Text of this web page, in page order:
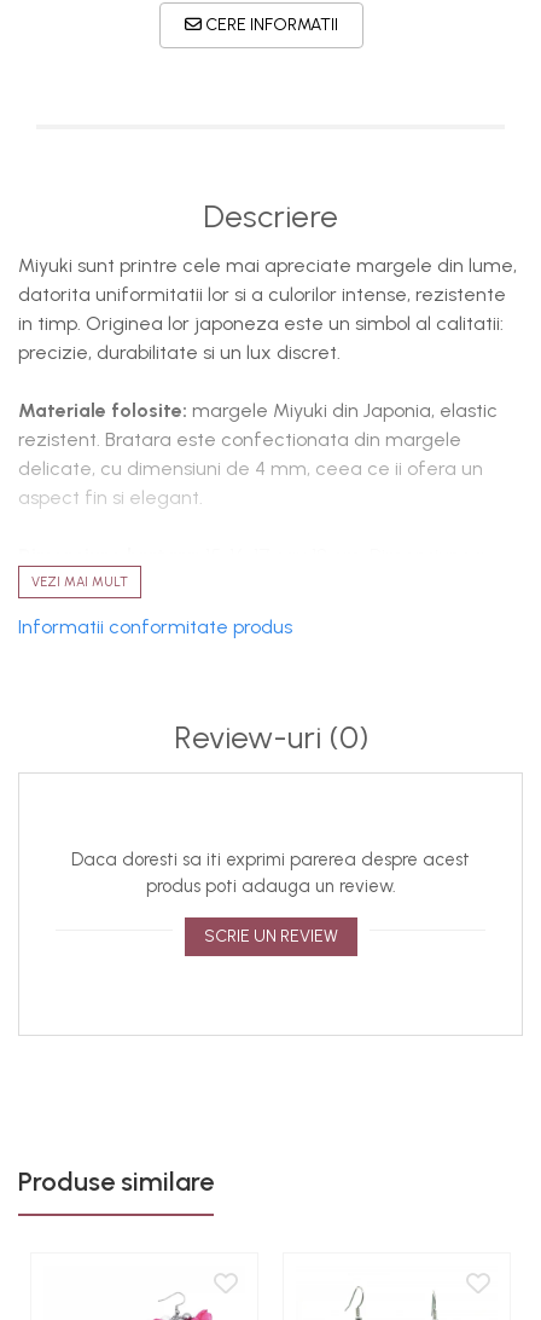
CERE INFORMATII
Descriere
Miyuki sunt printre cele mai apreciate margele din lume,
datorita uniformitatii lor si a culorilor intense, rezistente
in timp. Originea lor japoneza este un simbol al calitatii:
precizie, durabilitate si un lux discret.
Materiale folosite: margele Miyuki din Japonia, elastic
rezistent. Bratara este confectionata din margele
delicate, cu dimensiuni de 4 mm, ceea ce ii ofera un
aspect fin si elegant.
listata corespunde bratarii inainte de intinderea
elasticului. Elasticul ii permite sa se muleze confortabil
pe mana. Alege dimensiunea potrivita in functie de cum
Intretinere si curatare: Pastrati accesoriul in cutie,
bratarii se face delicat, cu o carpa moale si uscata.
Evitati contactul cu apa, parfumuri sau substante
chimice pentru a pastra stralucirea placarii.
Pentru o experienta cat mai placuta, va informam ca:
in functie de mediul si dispozitivul la care vizualizati
produsul.
VEZI MAI MULT
Informatii conformitate produs
Review-uri (0)
Daca doresti sa iti exprimi parerea despre acest
produs poti adauga un review.
SCRIE UN REVIEW
Produse similare